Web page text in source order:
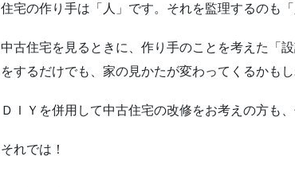
住宅の作り手は「人」です。それを監理するのも「
中古住宅を見るときに、作り手のことを考えた「
をするだけでも、家の見かたが変わってくるかもし
ＤＩＹを併用して中古住宅の改修をお考えの方も
それでは！